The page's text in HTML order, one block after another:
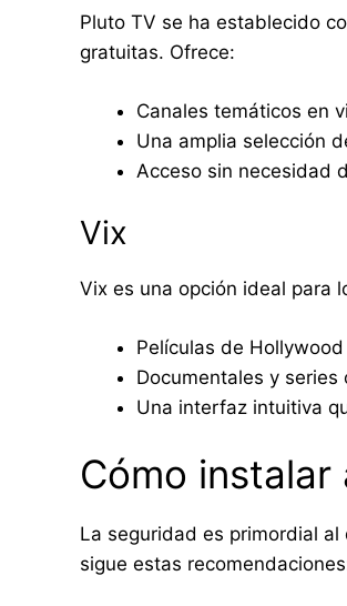
Pluto TV se ha establecido
gratuitas. Ofrece:
Canales temáticos en
Una amplia selección
Acceso sin necesidad
Vix
Vix es una opción ideal para
Películas de
Documentales y
Una interfaz intuitiva
Cómo instalar
La seguridad es primordial
sigue estas